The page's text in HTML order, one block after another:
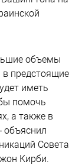
объемы
в предстоящие
иметь
помочь
а также в
объяснил
Совета
Кирби.